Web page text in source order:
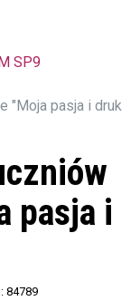
SP9
"Moja pasja i druk
pasja i
84789